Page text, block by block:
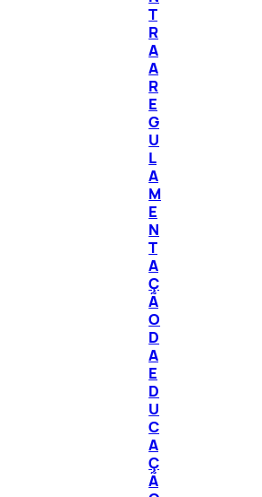
T
R
A
A
R
E
G
U
L
A
M
E
N
T
A
Ç
Ã
O
D
A
E
D
U
C
A
Ç
Ã